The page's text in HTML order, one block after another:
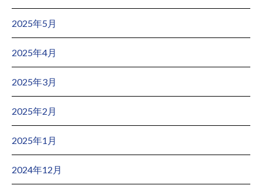
2025年5月
2025年4月
2025年3月
2025年2月
2025年1月
2024年12月